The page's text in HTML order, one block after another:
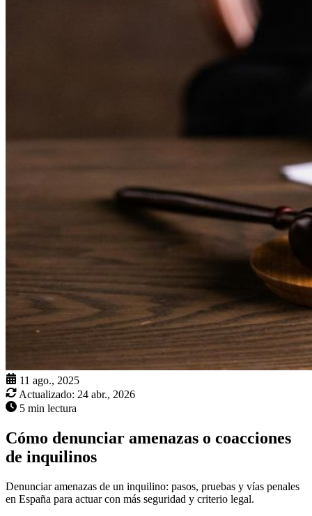
11 ago., 2025
Actualizado: 24 abr., 2026
5 min lectura
Cómo denunciar amenazas o coacciones
de inquilinos
Denunciar amenazas de un inquilino: pasos, pruebas y vías penales
en España para actuar con más seguridad y criterio legal.